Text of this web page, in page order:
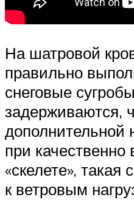
На шатровой
правильно
снеговые
задерживаются,
дополнительной
при
«скелете», такая
к ветровым